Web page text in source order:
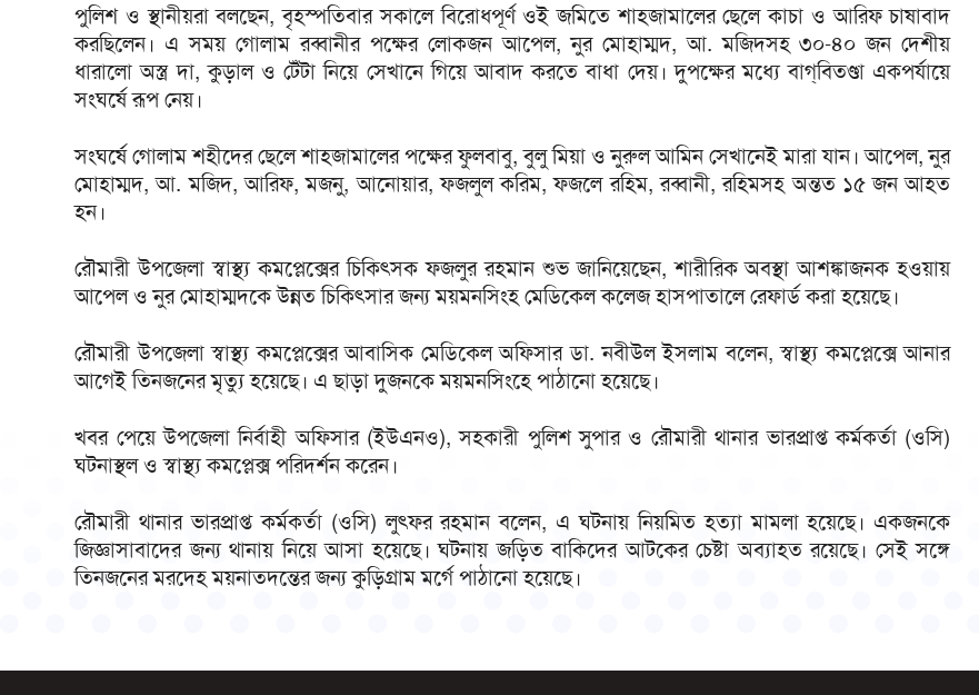
পুলিশ ও স্থানীয়রা বলছেন, বৃহস্পতিবার সকালে বিরোধপূর্ণ ওই জমিতে শাহজামালের ছেলে কাচা ও আরিফ চাষাবাদ
করছিলেন। এ সময় গোলাম রব্বানীর পক্ষের লোকজন আপেল, নুর মোহাম্মদ, আ. মজিদসহ ৩০-৪০ জন দেশীয়
ধারালো অস্ত্র দা, কুড়াল ও টেঁটা নিয়ে সেখানে গিয়ে আবাদ করতে বাধা দেয়। দুপক্ষের মধ্যে বাগ্‌বিতণ্ডা একপর্যায়ে
সংঘর্ষে রূপ নেয়।
সংঘর্ষে গোলাম শহীদের ছেলে শাহজামালের পক্ষের ফুলবাবু, বুলু মিয়া ও নুরুল আমিন সেখানেই মারা যান। আপেল, নুর
মোহাম্মদ, আ. মজিদ, আরিফ, মজনু, আনোয়ার, ফজলুল করিম, ফজলে রহিম, রব্বানী, রহিমসহ অন্তত ১৫ জন আহত
হন।
রৌমারী উপজেলা স্বাস্থ্য কমপ্লেক্সের চিকিৎসক ফজলুর রহমান শুভ জানিয়েছেন, শারীরিক অবস্থা আশঙ্কাজনক হওয়ায়
আপেল ও নুর মোহাম্মদকে উন্নত চিকিৎসার জন্য ময়মনসিংহ মেডিকেল কলেজ হাসপাতালে রেফার্ড করা হয়েছে।
রৌমারী উপজেলা স্বাস্থ্য কমপ্লেক্সের আবাসিক মেডিকেল অফিসার ডা. নবীউল ইসলাম বলেন, স্বাস্থ্য কমপ্লেক্সে আনার
আগেই তিনজনের মৃত্যু হয়েছে। এ ছাড়া দুজনকে ময়মনসিংহে পাঠানো হয়েছে।
খবর পেয়ে উপজেলা নির্বাহী অফিসার (ইউএনও), সহকারী পুলিশ সুপার ও রৌমারী থানার ভারপ্রাপ্ত কর্মকর্তা (ওসি)
ঘটনাস্থল ও স্বাস্থ্য কমপ্লেক্স পরিদর্শন করেন।
রৌমারী থানার ভারপ্রাপ্ত কর্মকর্তা (ওসি) লুৎফর রহমান বলেন, এ ঘটনায় নিয়মিত হত্যা মামলা হয়েছে। একজনকে
জিজ্ঞাসাবাদের জন্য থানায় নিয়ে আসা হয়েছে। ঘটনায় জড়িত বাকিদের আটকের চেষ্টা অব্যাহত রয়েছে। সেই সঙ্গে
তিনজনের মরদেহ ময়নাতদন্তের জন্য কুড়িগ্রাম মর্গে পাঠানো হয়েছে।